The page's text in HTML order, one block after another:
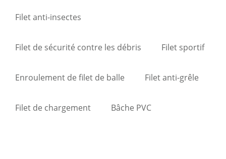
Filet anti-insectes
Filet de sécurité contre les débris Filet sportif
Enroulement de filet de balle Filet anti-grêle
Filet de chargement Bâche PVC